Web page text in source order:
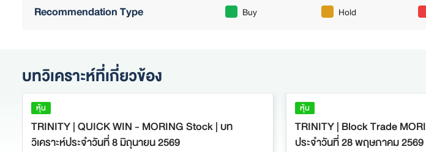
Recommendation Type Buy Hold
บทวิเคราะห์ที่เกี่ยวข้อง
หุ้น
TRINITY | QUICK WIN - MORING Stock | บท
วิเคราะห์ประจำวันที่ 8 มิถุนายน 2569
หุ้น
TRINITY | Block Trade MORING Stock | บทวิเคราะห์
ประจำวันที่ 28 พฤษภาคม 2569